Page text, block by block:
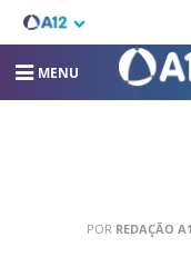
MENU
POR REDAÇÃO